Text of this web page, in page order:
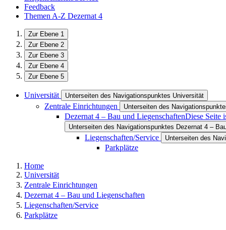
Feedback
Themen A-Z Dezernat 4
Zur Ebene 1
Zur Ebene 2
Zur Ebene 3
Zur Ebene 4
Zur Ebene 5
Universität Unterseiten des Navigationspunktes Universität
Zentrale Einrichtungen Unterseiten des
Dezernat 4 – Bau und LiegenschaftenDiese Seite
Unterseiten des Navigationspunktes Dezernat 4 –
Liegenschaften/Service Unterseiten des
Parkplätze
Home
Universität
Zentrale Einrichtungen
Dezernat 4 – Bau und Liegenschaften
Liegenschaften/Service
Parkplätze